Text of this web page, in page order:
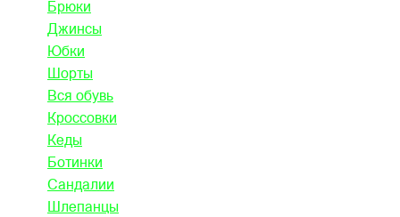
Брюки
Джинсы
Юбки
Шорты
Вся обувь
Кроссовки
Кеды
Ботинки
Сандалии
Шлепанцы